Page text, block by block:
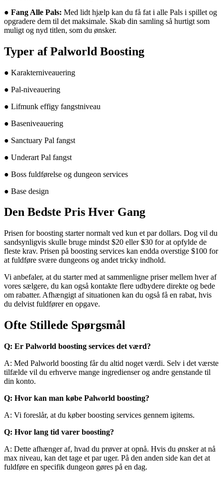
● Fang Alle Pals: Med lidt hjælp kan du få fat i alle Pals i spillet og
opgradere dem til det maksimale. Skab din samling så hurtigt som
muligt og nyd titlen, som du ønsker.
Typer af Palworld Boosting
● Karakterniveauering
● Pal-niveauering
● Lifmunk effigy fangstniveau
● Baseniveauering
● Sanctuary Pal fangst
● Underart Pal fangst
● Boss fuldførelse og dungeon services
● Base design
Den Bedste Pris Hver Gang
Prisen for boosting starter normalt ved kun et par dollars. Dog vil du
sandsynligvis skulle bruge mindst $20 eller $30 for at opfylde de
fleste krav. Prisen på boosting services kan endda overstige $100 for
at fuldføre svære dungeons og andet tricky indhold.
Vi anbefaler, at du starter med at sammenligne priser mellem hver af
vores sælgere, du kan også kontakte flere udbydere direkte og bede
om rabatter. Afhængigt af situationen kan du også få en rabat, hvis
du delvist fuldfører en opgave.
Ofte Stillede Spørgsmål
Q: Er Palworld boosting services det værd?
A: Med Palworld boosting får du altid noget værdi. Selv i det værste
tilfælde vil du erhverve mange ingredienser og andre genstande til
din konto.
Q: Hvor kan man købe Palworld boosting?
A: Vi foreslår, at du køber boosting services gennem igitems.
Q: Hvor lang tid varer boosting?
A: Dette afhænger af, hvad du prøver at opnå. Hvis du ønsker at nå
max niveau, kan det tage et par uger. På den anden side kan det at
fuldføre en specifik dungeon gøres på en dag.